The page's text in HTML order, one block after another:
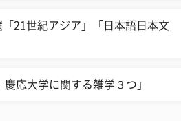
21世紀アジア」「日本語日本文
応大学に関する雑学３つ」